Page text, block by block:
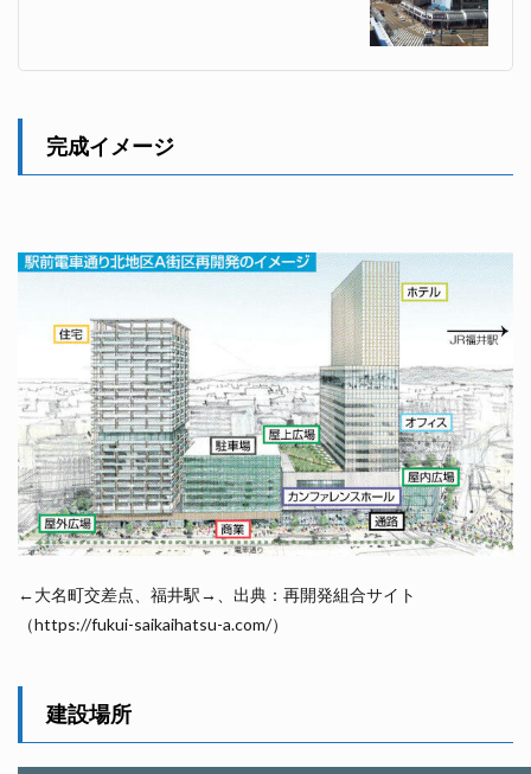
完成イメージ
←大名町交差点、福井駅→、出典：再開発組合サイト
（https://fukui-saikaihatsu-a.com/）
建設場所